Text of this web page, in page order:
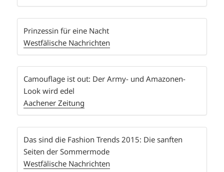
Prinzessin für eine Nacht
Westfälische Nachrichten
Camouflage ist out: Der Army- und Amazonen-
Look wird edel
Aachener Zeitung
Das sind die Fashion Trends 2015: Die sanften
Seiten der Sommermode
Westfälische Nachrichten